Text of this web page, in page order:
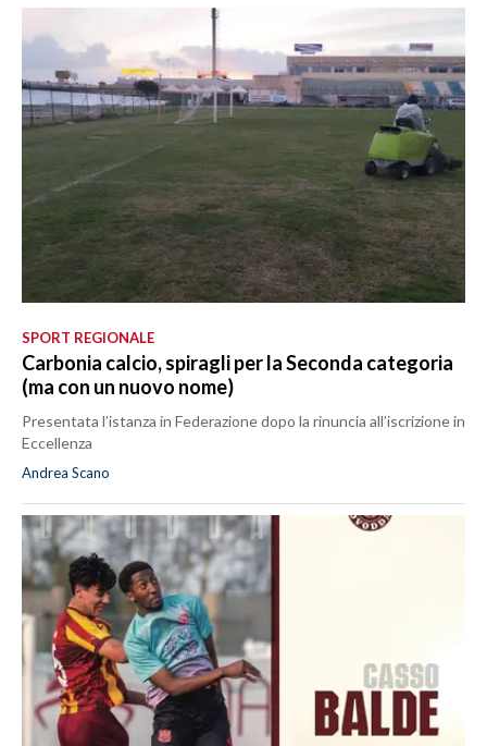
SPORT REGIONALE
Carbonia calcio, spiragli per la Seconda categoria
(ma con un nuovo nome)
Presentata l’istanza in Federazione dopo la rinuncia all’iscrizione in
Eccellenza
Andrea Scano